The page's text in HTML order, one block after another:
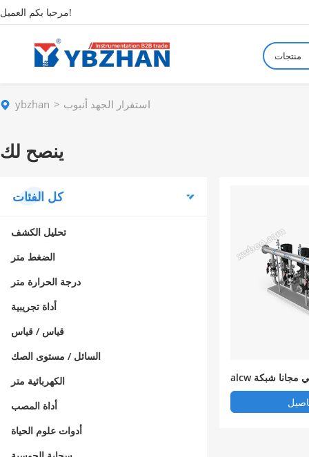
مرحبا بكم العميل!
منتجات
ybzhan استقرار الجهد أنبوب
ينصح لك
كل الفئات
تحليل الكشف
الضغط متر
درجة الحرارة متر
أداة تجريبية
قياس / قياس
السائل / مستوى الصك
الكهربائية متر
أداة المصب
أدوات علوم الحياة
alcw خزان نوع الضغط السلبي مجانا شبكة
المياه توريد مع
دات